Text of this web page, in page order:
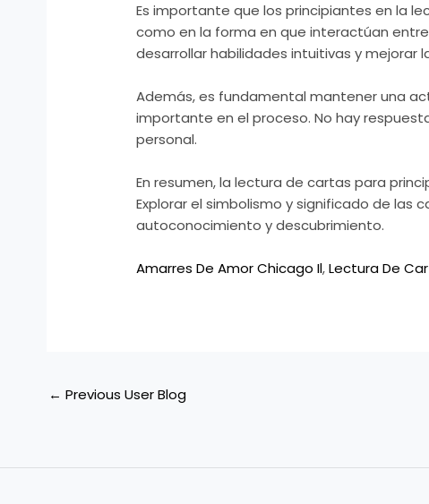
Es importante que los principiantes en la
como en la forma en que interactúan
desarrollar habilidades intuitivas y mejorar
Además, es fundamental mantener una
importante en el proceso. No hay
personal.
En resumen, la lectura de cartas para
Explorar el simbolismo y significado de las
autoconocimiento y descubrimiento.
Amarres De Amor Chicago Il,Lectura De
← Previous User Blog